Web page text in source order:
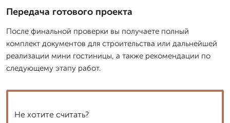
Передача готового проекта
После финальной проверки вы получаете полный
комплект документов для строительства или дальнейшей
реализации мини гостиницы, а также рекомендации по
следующему этапу работ.
Не хотите считать?